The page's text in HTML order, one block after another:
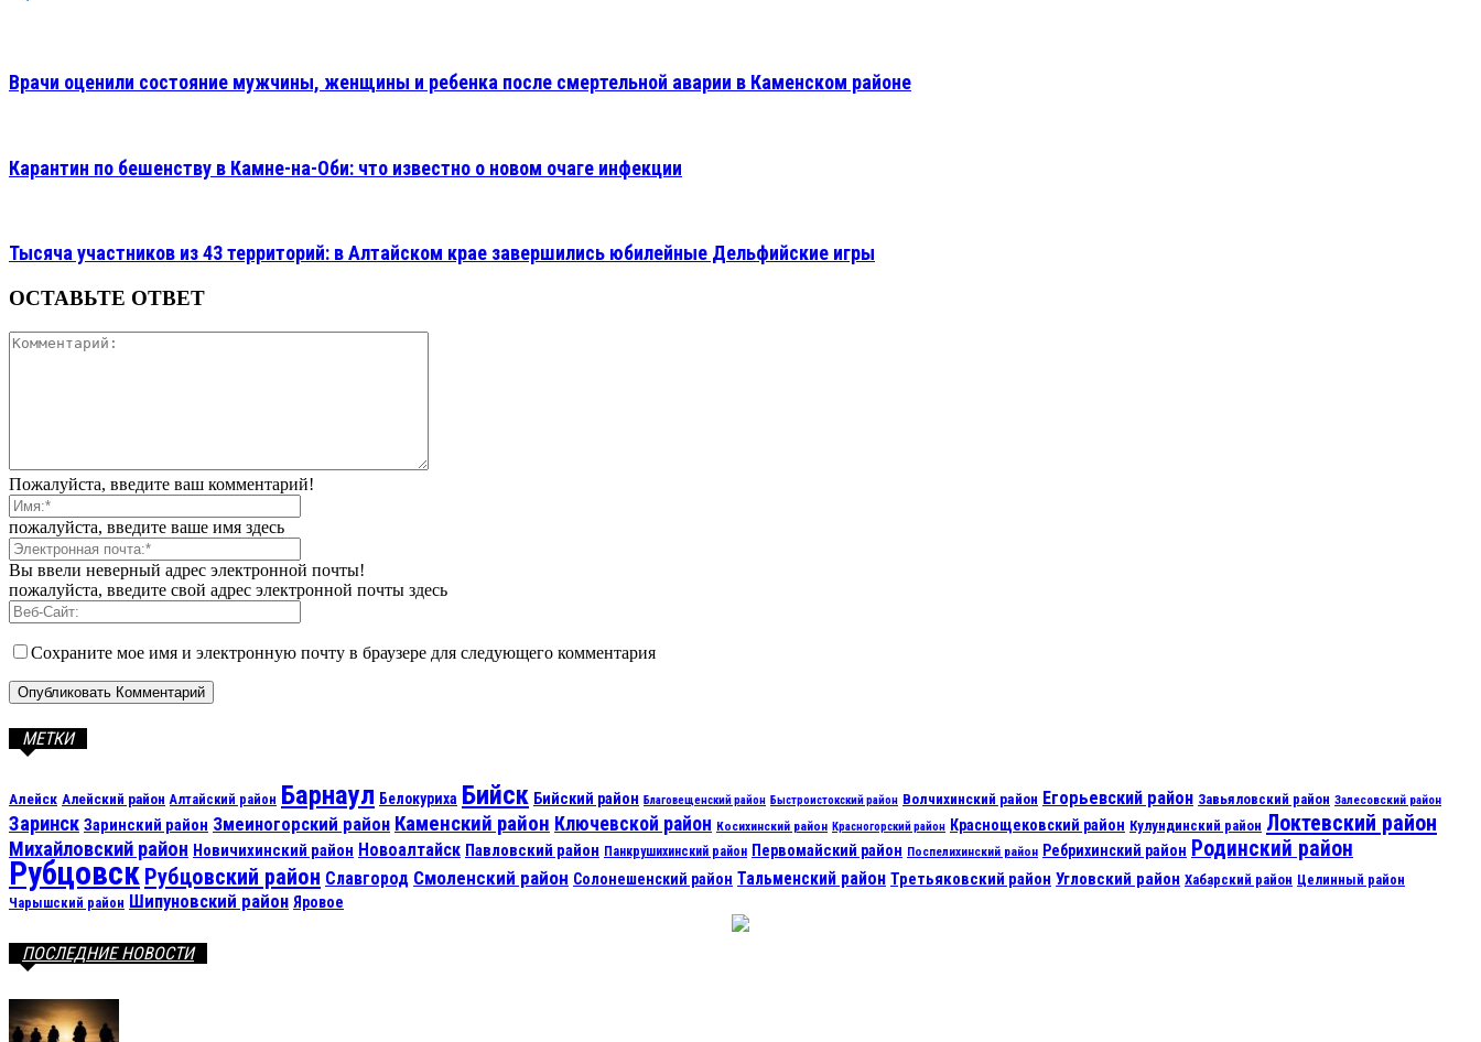
Врачи оценили состояние мужчины, женщины и ребенка после смертельной аварии в Каменском районе
Карантин по бешенству в Камне-на-Оби: что известно о новом очаге инфекции
Тысяча участников из 43 территорий: в Алтайском крае завершились юбилейные Дельфийские игры
ОСТАВЬТЕ ОТВЕТ
Пожалуйста, введите ваш комментарий!
пожалуйста, введите ваше имя здесь
Вы ввели неверный адрес электронной почты!
пожалуйста, введите свой адрес электронной почты здесь
Сохраните мое имя и электронную почту в браузере для следующего комментария
МЕТКИ
Алейск Алейский район Алтайский район Барнаул Белокуриха Бийск Бийский район Благовещенский район Быстроистокский район Волчихинский район Егорьевский район Завьяловский район Залесовский район
Заринск Заринский район Змеиногорский район Каменский район Ключевской район Косихинский район Красногорский район Краснощековский район Кулундинский район Локтевский район
Михайловский район Новичихинский район Новоалтайск Павловский район Панкрушихинский район Первомайский район Поспелихинский район Ребрихинский район Родинский район
Рубцовск Рубцовский район Славгород Смоленский район Солонешенский район Тальменский район Третьяковский район Угловский район Хабарский район Целинный район
Чарышский район Шипуновский район Яровое
ПОСЛЕДНИЕ НОВОСТИ